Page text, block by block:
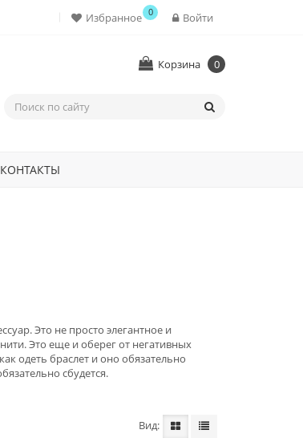
Войти
Избранное 0
Корзина 0
КОНТАКТЫ
Это не просто элегантное и
Это еще и оберег от негативных
одеть браслет и оно обязательно
сбудется.
Вид